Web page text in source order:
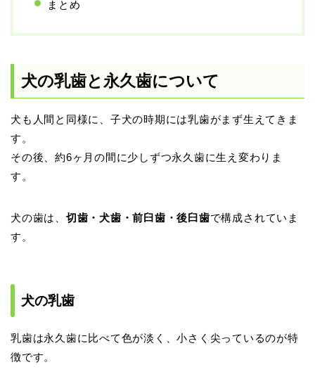
まとめ
犬の乳歯と永久歯について
犬も人間と同様に、子犬の時期には乳歯がまず生えてきま
す。
その後、約6ヶ月の間に少しずつ永久歯に生え変わりま
す。
犬の歯は、 切歯・犬歯・前臼歯・後臼歯で構成されていま
す。
犬の乳歯
乳歯は永久歯に比べて色が淡く、小さく尖っているのが特
徴です。